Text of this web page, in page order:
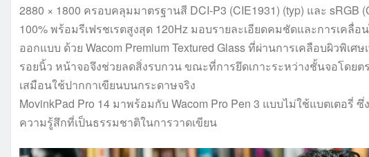
2880 × 1800 ครอบคลุมมาตรฐานสี DCI-P3 (CIE1931) (typ) และ sRGB
100% พร้อมรีเฟรชเรตสูงสุด 120Hz มอบรายละเอียดคมชัดและการเค
ออกแบบ ด้วย Wacom Premium Textured Glass ที่ผ่านการเคลือบผิวพิ
รอยนิ้ว หน้าจอจึงช่วยลดสิ่งรบกวน ขณะที่การยึดเกาะระหว่างชั้นจอโดย
เสมือนใช้ปากกาเขียนบนกระดาษจริง
MovinkPad Pro 14 มาพร้อมกับ Wacom Pro Pen 3 แบบไม่ใช้แบตเตอรี่
ความรู้สึกที่เป็นธรรมชาติในการวาดเขียน